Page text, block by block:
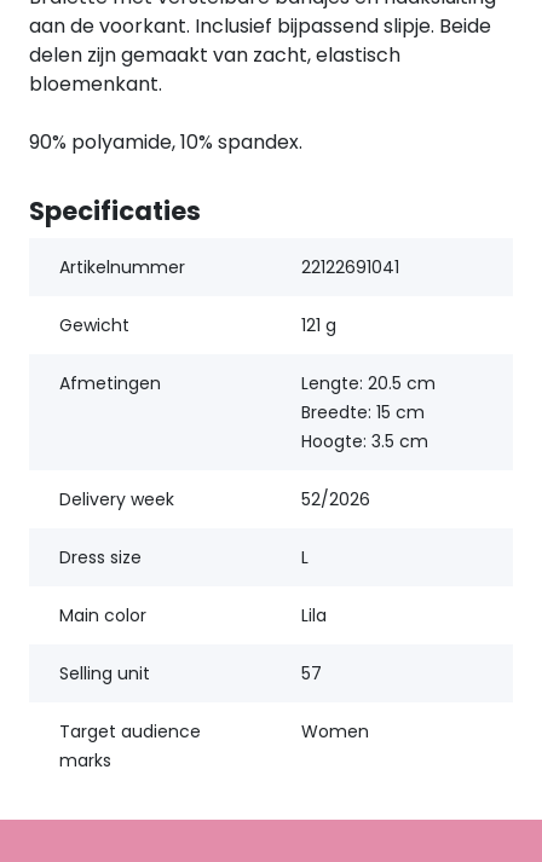
aan de voorkant. Inclusief bijpassend slipje. Beide
delen zijn gemaakt van zacht, elastisch
bloemenkant.
90% polyamide, 10% spandex.
Specificaties
Artikelnummer 22122691041
Gewicht 121 g
Afmetingen
Lengte: 20.5 cm
Breedte: 15 cm
Hoogte: 3.5 cm
Delivery week 52/2026
Dress size L
Main color Lila
Selling unit 57
Target audience
marks
Women